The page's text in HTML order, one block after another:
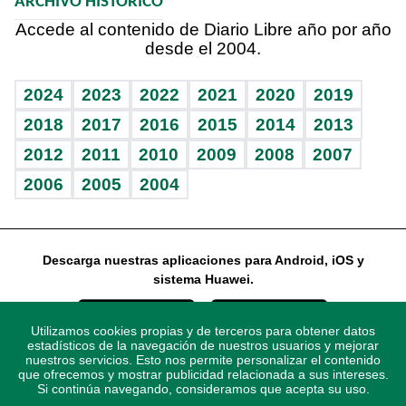
Vida y familia
Eñe
Celebrando la vida
Sin complejos
En pocas palabras
Escuchando al corazón
Economía Personal
Consulta Libre
BRV
TBT Deportivo
Más firmas
Hecho en casa
Guía del dinero
Cumpleaños
Horóscopos
Accede al contenido de Diario Libre año por año
desde el 2004.
2024 2023 2022 2021 2020
2019
2018
2017 2016 2015 2014
2013
2012
2011 2010 2009 2008
2007
2006
2005 2004
Descarga nuestras aplicaciones para Android, iOS y
sistema Huawei.
Utilizamos cookies propias y de terceros para obtener datos
estadísticos de la navegación de nuestros usuarios y mejorar
nuestros servicios. Esto nos permite personalizar el contenido
que ofrecemos y mostrar publicidad relacionada a sus intereses.
Si continúa navegando, consideramos que acepta su uso.